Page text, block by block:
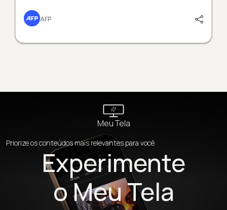
AFP
Meu Tela
Priorize os conteúdos mais relevantes para você
Experimente
o Meu Tela